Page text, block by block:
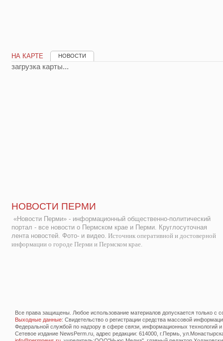
НА КАРТЕ НОВОСТИ
загрузка карты...
НОВОСТИ ПЕРМИ
«Новости Перми» - информационный общественно-политический
портал - все новости о Пермском крае и Перми. Круглосуточная
лента новостей. Фото- и видео. Источник оперативной и достоверной
информации о городе Перми и Пермском крае.
Все права защищены. Любое использование материалов допускается только с
Выходные данные: Свидетельство о регистрации средства массовой
Федеральной службой по надзору в сфере связи, информационных технологий
Сетевое издание NewsPerm.ru, адрес редакции: 614000, г.Пермь,